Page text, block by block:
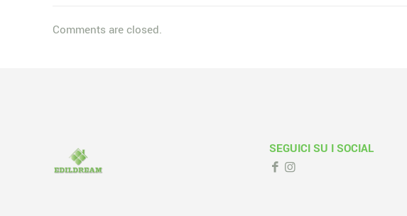
Comments are closed.
SEGUICI SU I SOCIAL